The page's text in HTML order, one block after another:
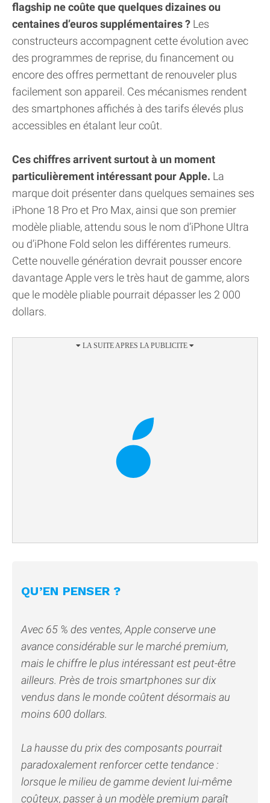
flagship ne coûte que quelques dizaines ou
centaines d’euros supplémentaires ? Les
constructeurs accompagnent cette évolution avec
des programmes de reprise, du financement ou
encore des offres permettant de renouveler plus
facilement son appareil. Ces mécanismes rendent
des smartphones affichés à des tarifs élevés plus
accessibles en étalant leur coût.
Ces chiffres arrivent surtout à un moment
particulièrement intéressant pour Apple. La
marque doit présenter dans quelques semaines ses
iPhone 18 Pro et Pro Max, ainsi que son premier
modèle pliable, attendu sous le nom d’iPhone Ultra
ou d’iPhone Fold selon les différentes rumeurs.
Cette nouvelle génération devrait pousser encore
davantage Apple vers le très haut de gamme, alors
que le modèle pliable pourrait dépasser les 2 000
dollars.
QU’EN PENSER ?
Avec 65 % des ventes, Apple conserve une
avance considérable sur le marché premium,
mais le chiffre le plus intéressant est peut-être
ailleurs. Près de trois smartphones sur dix
vendus dans le monde coûtent désormais au
moins 600 dollars.
La hausse du prix des composants pourrait
paradoxalement renforcer cette tendance :
lorsque le milieu de gamme devient lui-même
coûteux, passer à un modèle premium paraît